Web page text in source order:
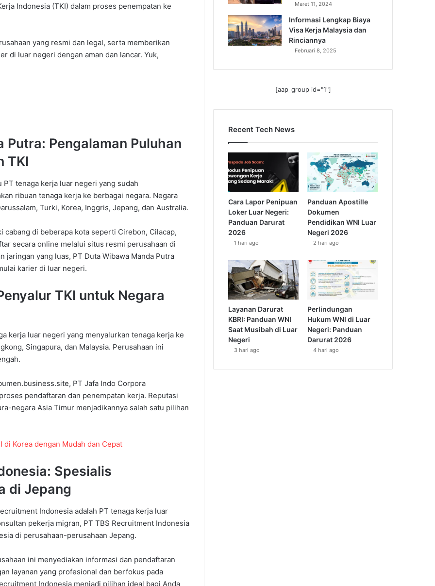
Indonesia (TKI) dalam proses penempatan ke
yang resmi dan legal, serta memberikan
di luar negeri dengan aman dan lancar. Yuk,
Putra: Pengalaman Puluhan
TKI
PT tenaga kerja luar negeri yang sudah
ribuan tenaga kerja ke berbagai negara. Negara
Turki, Korea, Inggris, Jepang, dan Australia.
cabang di beberapa kota seperti Cirebon, Cilacap,
secara online melalui situs resmi perusahaan di
jaringan yang luas, PT Duta Wibawa Manda Putra
karier di luar negeri.
TKI untuk Negara
kerja luar negeri yang menyalurkan tenaga kerja ke
Singapura, dan Malaysia. Perusahaan ini
PT Jafa Indo Corpora
pendaftaran dan penempatan kerja. Reputasi
negara Asia Timur menjadikannya salah satu pilihan
di Korea dengan Mudah dan Cepat
Spesialis
di Jepang
Indonesia adalah PT tenaga kerja luar
pekerja migran, PT TBS Recruitment Indonesia
di perusahaan-perusahaan Jepang.
ini menyediakan informasi dan pendaftaran
layanan yang profesional dan berfokus pada
Indonesia menjadi pilihan ideal bagi Anda
Maret 11, 2024
Informasi Lengkap Biaya
Visa Kerja Malaysia dan
Rinciannya
Februari 8, 2025
[aap_group id="1"]
Recent Tech News
Cara Lapor Penipuan
Loker Luar Negeri:
Panduan Darurat
2026
1 hari ago
Panduan Apostille
Dokumen
Pendidikan WNI Luar
Negeri 2026
2 hari ago
Layanan Darurat
KBRI: Panduan WNI
Saat Musibah di Luar
Negeri
3 hari ago
Perlindungan
Hukum WNI di Luar
Negeri: Panduan
Darurat 2026
4 hari ago